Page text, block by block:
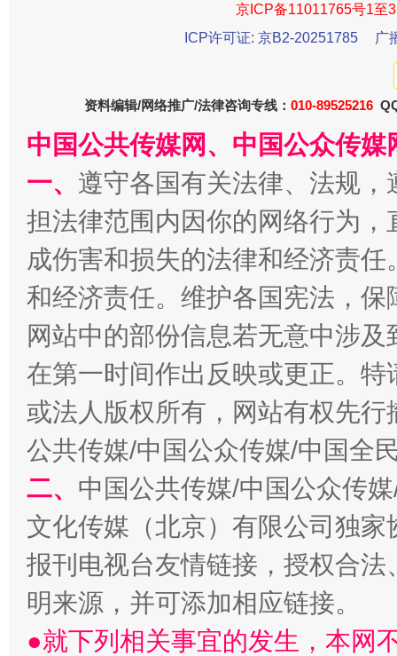
在谋一域中谋全局
今
习近平的博鳌关键词
“刷贴”乱象丛生
生
京ICP备11011765号1至
ICP许可证: 京B2-20251785
广
资料编辑/网络推广/法律咨询专线： 010-89525216
中国公共传媒网、中国公众传
一、 遵守各国有关法律、法规
担法律范围内因你的网络行为
成伤害和损失的法律和经济责
和经济责任。维护各国宪法，
网站中的部份信息若无意中涉
在第一时间作出反映或更正。
或法人版权所有，网站有权先
公共传媒/中国公众传媒/中国全
二、 中国公共传媒/中国公众传
文化传媒（北京）有限公司独
报刊电视台友情链接，授权合
明来源，并可添加相应链接。
●就下列相关事宜的发生，本网